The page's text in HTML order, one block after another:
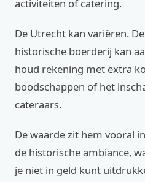
activiteiten of catering.
De Utrecht kan variëren.
historische boerderij kan
houd rekening met extra
boodschappen of het
cateraars.
De waarde zit hem vooral
de historische ambiance,
je niet in geld kunt